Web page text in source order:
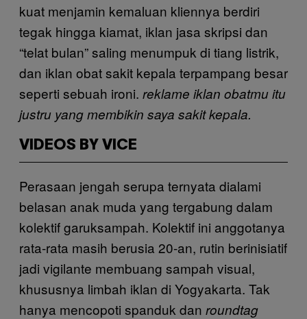
kuat menjamin kemaluan kliennya berdiri
tegak hingga kiamat, iklan jasa skripsi dan
“telat bulan” saling menumpuk di tiang listrik,
dan iklan obat sakit kepala terpampang besar
seperti sebuah ironi. reklame iklan obatmu itu
justru yang membikin saya sakit kepala.
VIDEOS BY VICE
Perasaan jengah serupa ternyata dialami
belasan anak muda yang tergabung dalam
kolektif garuksampah. Kolektif ini anggotanya
rata-rata masih berusia 20-an, rutin berinisiatif
jadi vigilante membuang sampah visual,
khususnya limbah iklan di Yogyakarta. Tak
hanya mencopoti spanduk dan roundtag